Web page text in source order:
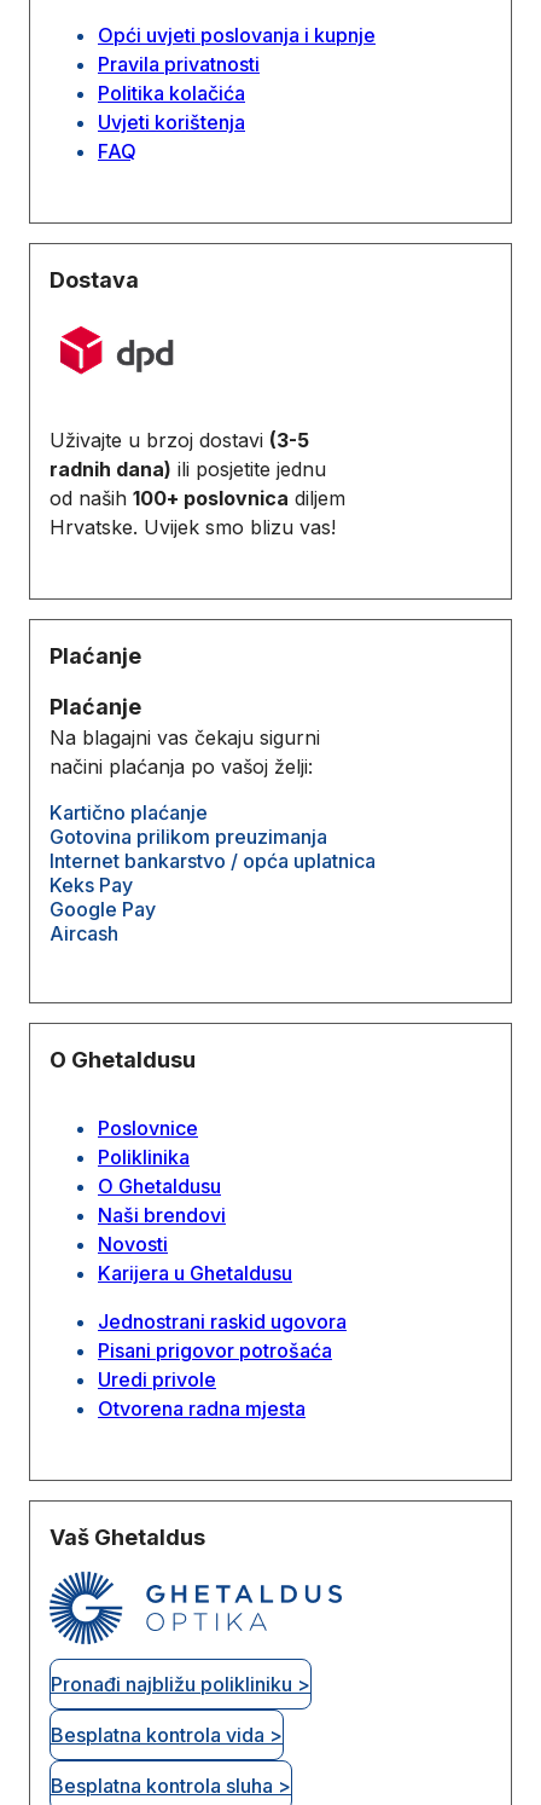
Opći uvjeti poslovanja i kupnje
Pravila privatnosti
Politika kolačića
Uvjeti korištenja
FAQ
Dostava
Uživajte u brzoj dostavi (3-5
radnih dana) ili posjetite jednu
od naših 100+ poslovnica diljem
Hrvatske. Uvijek smo blizu vas!
Plaćanje
Plaćanje
Na blagajni vas čekaju sigurni
načini plaćanja po vašoj želji:
Kartično plaćanje
Gotovina prilikom preuzimanja
Internet bankarstvo / opća uplatnica
Keks Pay
Google Pay
Aircash
O Ghetaldusu
Poslovnice
Poliklinika
O Ghetaldusu
Naši brendovi
Novosti
Karijera u Ghetaldusu
Jednostrani raskid ugovora
Pisani prigovor potrošaća
Uredi privole
Otvorena radna mjesta
Vaš Ghetaldus
Pronađi najbližu polikliniku >
Besplatna kontrola vida >
Besplatna kontrola sluha >